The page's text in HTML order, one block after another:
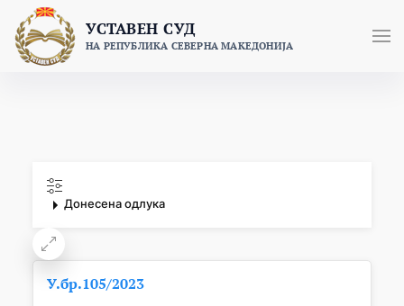
content
УСТАВЕН СУД
НА РЕПУБЛИКА СЕВЕРНА МАКЕДОНИЈА
Донесена одлука
У.бр.105/2023